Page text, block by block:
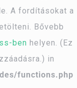
A fordításokat a
Bővebb
ben helyen. (Ez
in
functions.php